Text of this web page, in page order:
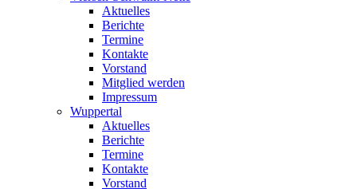
Aktuelles
Berichte
Termine
Kontakte
Vorstand
Mitglied werden
Impressum
Wuppertal
Aktuelles
Berichte
Termine
Kontakte
Vorstand